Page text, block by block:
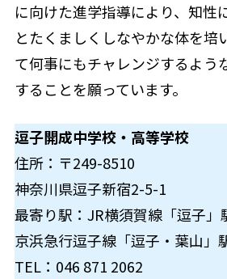
に向けた進学指導により、知性
とたくましくしなやかな体を培
て何事にもチャレンジするよう
することを願っています。
逗子開成中学校・高等学校
住所：〒249-8510
神奈川県逗子新宿2-5-1
最寄り駅：JR横須賀線「逗子」
京浜急行逗子線「逗子・葉山」
TEL：046 871 2062